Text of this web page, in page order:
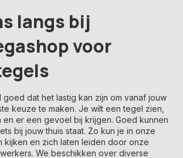
langs bij
voor
dat het lastig kan zijn om vanaf jouw
keuze te maken. Je wilt een tegel zien,
er een gevoel bij krijgen. Goed kunnen
bij jouw thuis staat. Zo kun je in onze
kijken en zich laten leiden door onze
We beschikken over diverse